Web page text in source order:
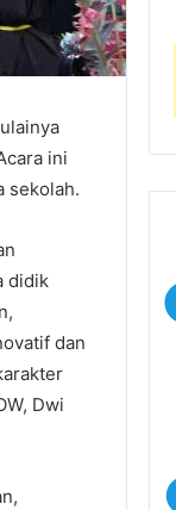
ini
sekolah.
didik
dan
Dwi